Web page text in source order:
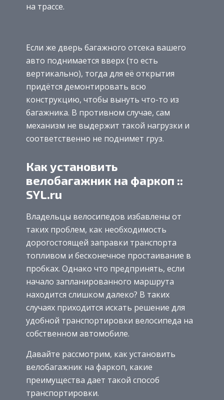
на трассе.
Если же дверь багажного отсека вашего
авто поднимается вверх (то есть
вертикально), тогда для её открытия
придётся демонтировать всю
конструкцию, чтобы вынуть что-то из
багажника. В противном случае, сам
механизм не выдержит такой нагрузки и
соответственно не поднимет груз.
Как установить
велобагажник на фаркоп ::
SYL.ru
Владельцы велосипедов избавлены от
таких проблем, как необходимость
дорогостоящей заправки транспорта
топливом и бесконечное простаивание в
пробках. Однако что предпринять, если
начало запланированного маршрута
находится слишком далеко? В таких
случаях приходится искать решение для
удобной транспортировки велосипеда на
собственном автомобиле.
Давайте рассмотрим, как установить
велобагажник на фаркоп, какие
преимущества дает такой способ
транспортировки.